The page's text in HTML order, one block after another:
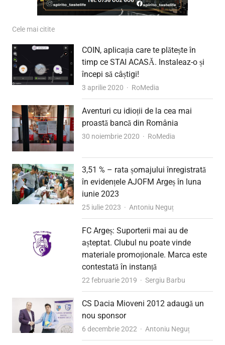
Cele mai citite
COIN, aplicația care te plătește în
timp ce STAI ACASĂ. Instaleaz-o și
începi să câștigi!
3 aprilie 2020 Author
RoMedia
Aventuri cu idioții de la cea mai
proastă bancă din România
30 noiembrie 2020 Author
RoMedia
3,51 % – rata șomajului înregistrată
în evidențele AJOFM Argeș în luna
iunie 2023
25 iulie 2023 Author
Antoniu Neguț
FC Argeș: Suporterii mai au de
așteptat. Clubul nu poate vinde
materiale promoționale. Marca este
contestată în instanță
22 februarie 2019 Author
Sergiu Barbu
CS Dacia Mioveni 2012 adaugă un
nou sponsor
6 decembrie 2022 Author
Antoniu Neguț